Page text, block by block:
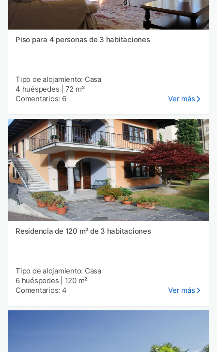
Piso para 4 personas de 3 habitaciones
Tipo de alojamiento: Casa
4 huéspedes
72 m²
Comentarios: 6
Ver más
Residencia de 120 m² de 3 habitaciones
Tipo de alojamiento: Casa
6 huéspedes
120 m²
Comentarios: 4
Ver más